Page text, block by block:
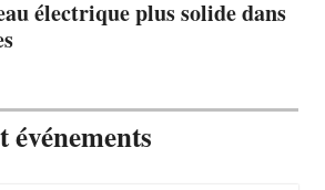
électrique plus solide dans